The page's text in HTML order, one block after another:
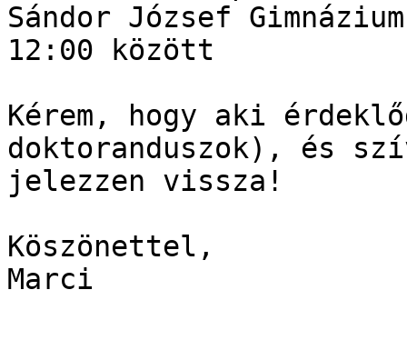
Sándor József
12:00 között
Kérem, hogy aki
doktoranduszok), és
jelezzen vissza!
Köszönettel,
Marci